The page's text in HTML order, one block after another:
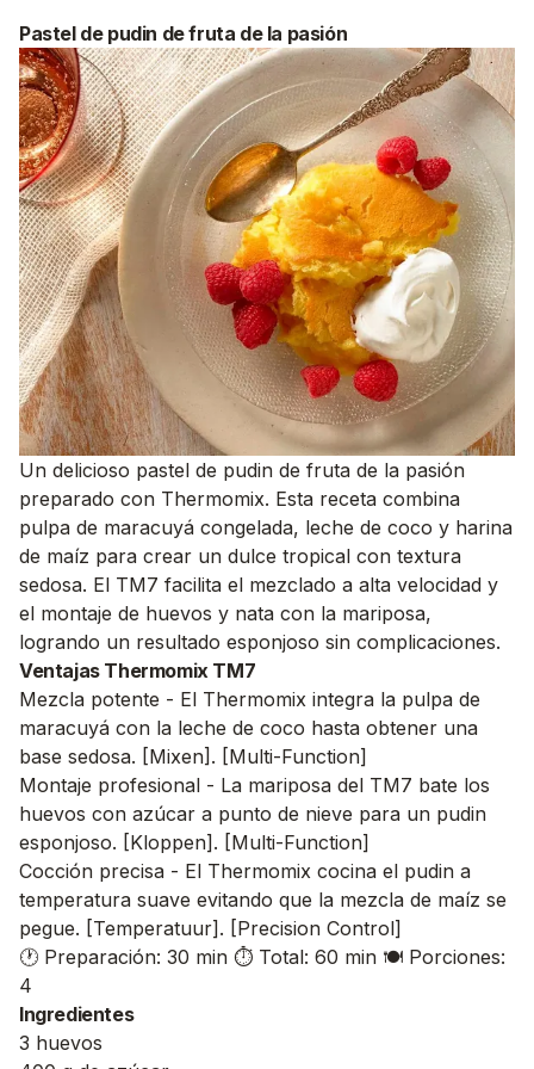
Pastel de pudin de fruta de la pasión
Un delicioso pastel de pudin de fruta de la pasión
preparado con Thermomix. Esta receta combina
pulpa de maracuyá congelada, leche de coco y harina
de maíz para crear un dulce tropical con textura
sedosa. El TM7 facilita el mezclado a alta velocidad y
el montaje de huevos y nata con la mariposa,
logrando un resultado esponjoso sin complicaciones.
Ventajas Thermomix TM7
Mezcla potente - El Thermomix integra la pulpa de
maracuyá con la leche de coco hasta obtener una
base sedosa. [Mixen]. [Multi-Function]
Montaje profesional - La mariposa del TM7 bate los
huevos con azúcar a punto de nieve para un pudin
esponjoso. [Kloppen]. [Multi-Function]
Cocción precisa - El Thermomix cocina el pudin a
temperatura suave evitando que la mezcla de maíz se
pegue. [Temperatuur]. [Precision Control]
🕐 Preparación: 30 min ⏱️ Total: 60 min 🍽️ Porciones:
4
Ingredientes
3 huevos